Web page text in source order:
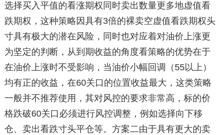
选择买入平值的看涨期权同时卖出数量更多地虚值看
跌期权，这种策略因具有3倍的裸卖空虚值看跌期权头
寸具有极大的潜在风险，同时也对应着对油价上涨更
为坚定的判断，从到期收益的角度看策略的优势在于
在油价上涨时不受影响，当油价小幅回调（55以上）
均有正的收益，在60关口的位置收益最大，这类策略
一般并不推荐使用，其对风控的要求非常高，标的价
格跌破60关口必须进行风控调整，例如选择向下移
仓、卖出看跌寸头平仓等。方案二由于具有更大的卖